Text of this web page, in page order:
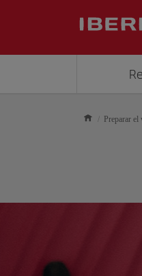
Preparar el